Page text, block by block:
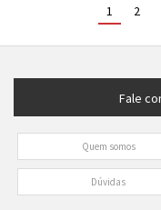
1 2
Fale
Quem somos
Dúvidas